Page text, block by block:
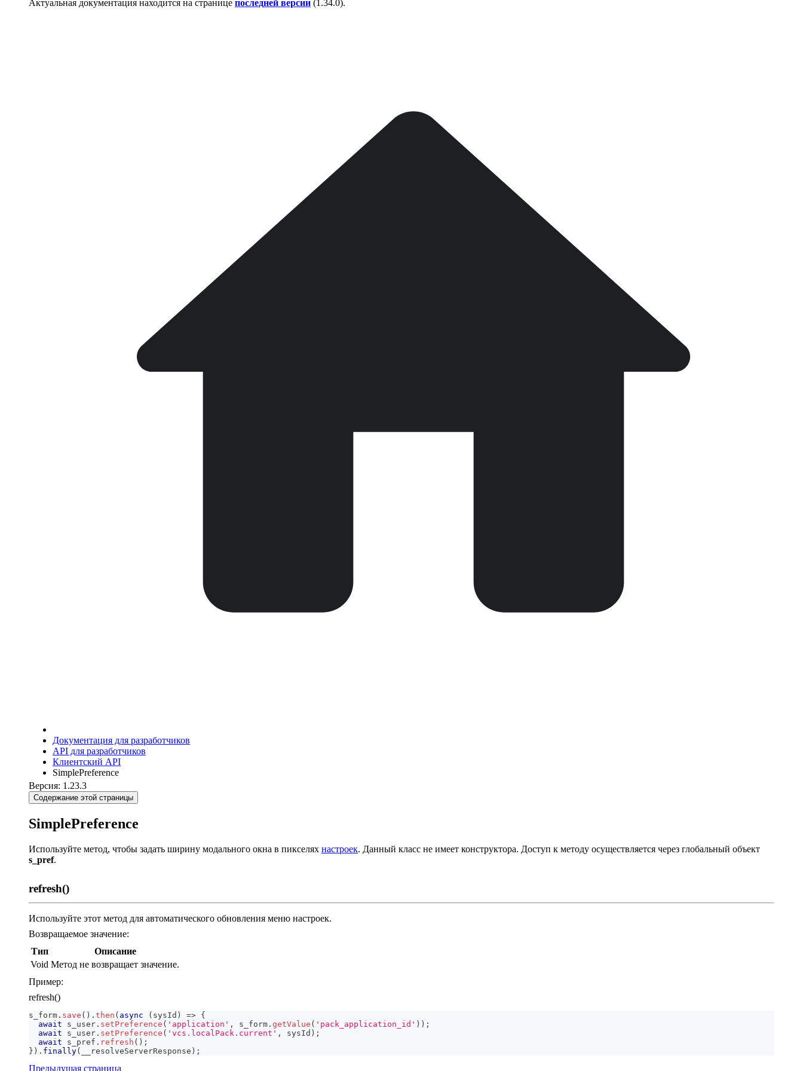
Актуальная документация находится на странице последней версии (1.34.0).
Документация для разработчиков
API для разработчиков
Клиентский API
SimplePreference
Версия: 1.23.3
Содержание этой страницы
SimplePreference
Используйте метод, чтобы задать ширину модального окна в пикселях настроек. Данный класс не имеет конструктора. Доступ к методу осуществляется через глобальный объект
s_pref.
refresh()
Используйте этот метод для автоматического обновления меню настроек.
Возвращаемое значение:
Тип
Описание
Void Метод не возвращает значение.
Пример:
refresh()
s_form . save ( ) . then ( async ( sysId ) => {
await s_user . setPreference ( 'application' , s_form . getValue ( 'pack_application_id' ) ) ;
await s_user . setPreference ( 'vcs.localPack.current' , sysId ) ;
await s_pref . refresh ( ) ;
} ) . finally( __resolveServerResponse ) ;
Предыдущая страница